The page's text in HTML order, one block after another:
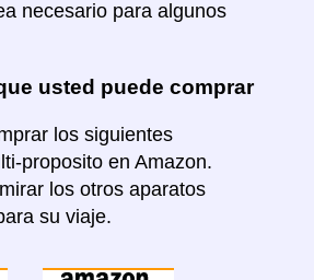
necesario para algunos
usted puede comprar
los siguientes
proposito en Amazon.
los otros aparatos
su viaje.